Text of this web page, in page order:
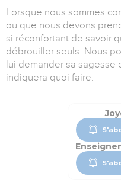
Lorsque nous sommes
ou que nous devons
si réconfortant de savoir
débrouiller seuls. Nous
lui demander sa
indiquera quoi faire.